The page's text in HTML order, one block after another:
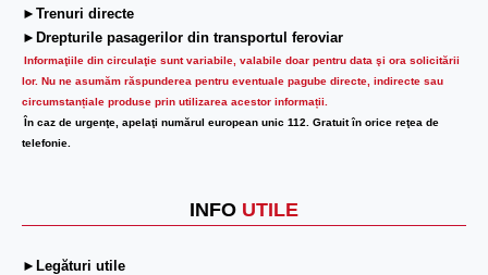
►Trenuri directe
►Drepturile pasagerilor din transportul feroviar
Informaţiile din circulaţie sunt variabile, valabile doar pentru data şi ora solicitării
lor. Nu ne asumăm răspunderea pentru eventuale pagube directe, indirecte sau
circumstanțiale produse prin utilizarea acestor informații.
În caz de urgenţe, apelaţi numărul european unic 112. Gratuit în orice reţea de
telefonie.
INFO UTILE
►Legături utile